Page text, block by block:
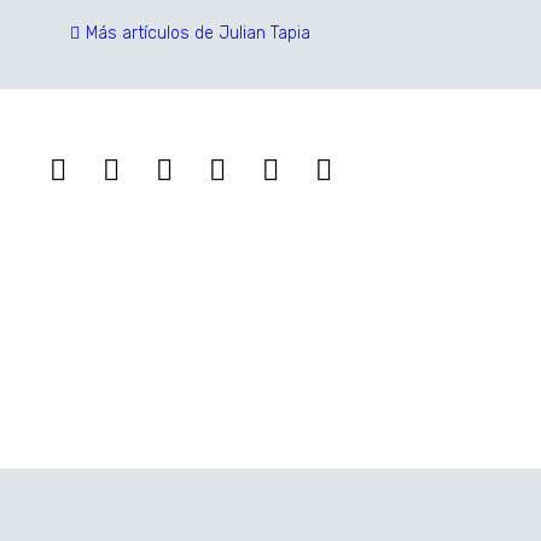
Más artículos de Julian Tapia